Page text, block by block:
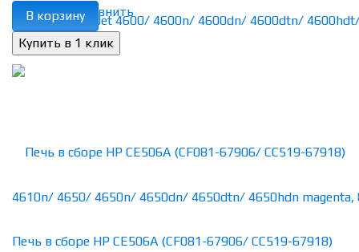
избранное сравнить
В корзину
Печь в сборе HP CE506A (CF081-67906/ CC519-67918)